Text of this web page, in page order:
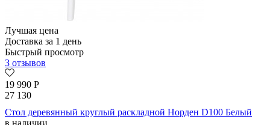
Лучшая цена
Доставка за 1 день
Быстрый просмотр
3 отзывов
19 990 Р
27 130
Стол деревянный круглый раскладной Норден D100 Белый